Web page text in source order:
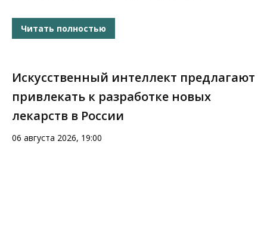
Читать полностью
Искусственный интеллект предлагают
привлекать к разработке новых
лекарств в России
06 августа 2026, 19:00